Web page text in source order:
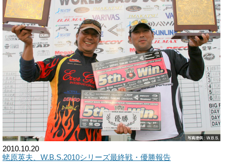
2010.10.20
蛯原英夫、W.B.S.2010シリーズ最終戦・優勝報告